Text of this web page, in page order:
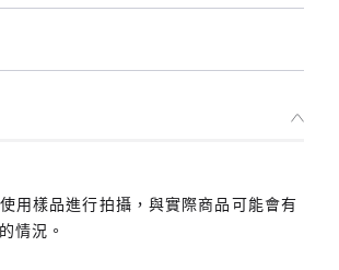
用樣品進行拍攝，與實際商品可能會有
情況。